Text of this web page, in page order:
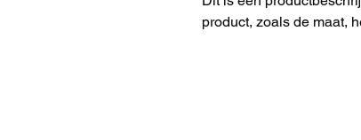
product, zoals de maat,